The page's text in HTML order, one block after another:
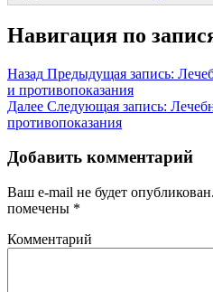
Навигация по
Назад Предыдущая запись:
и противопоказания
Далее Следующая запись:
противопоказания
Добавить комментарий
Ваш e-mail не будет опубликован.
помечены *
Комментарий